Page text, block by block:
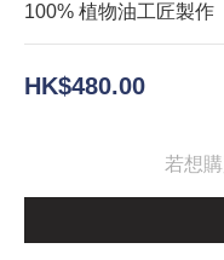
100% 植物油工匠製作
HK$480.00
若想